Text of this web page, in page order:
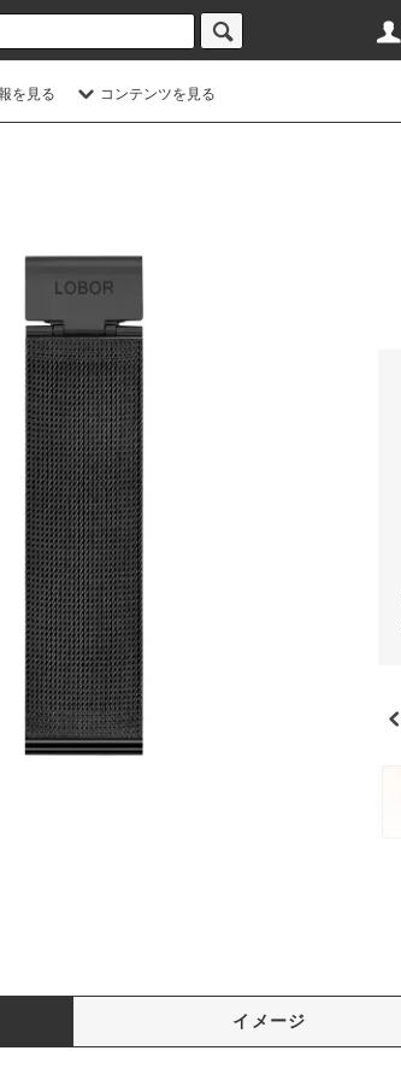
を見る コンテンツを見る
イメージ